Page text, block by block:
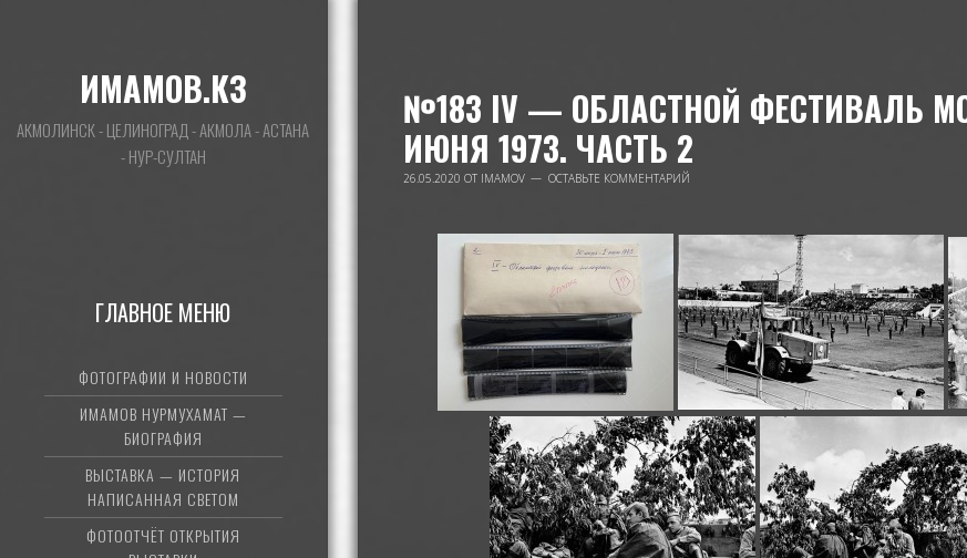
ИМАМОВ.КЗ
АКМОЛИНСК - ЦЕЛИНОГРАД - АКМОЛА - АСТАНА
- НУР-СУЛТАН
ГЛАВНОЕ МЕНЮ
ФОТОГРАФИИ И НОВОСТИ
ИМАМОВ НУРМУХАМАТ —
БИОГРАФИЯ
ВЫСТАВКА — ИСТОРИЯ
НАПИСАННАЯ СВЕТОМ
ФОТООТЧЁТ ОТКРЫТИЯ
№183 IV — ОБЛАСТНОЙ ФЕСТИВАЛЬ
ИЮНЯ 1973. ЧАСТЬ 2
26.05.2020 ОТ IMAMOV ОСТАВЬТЕ КОММЕНТАРИЙ